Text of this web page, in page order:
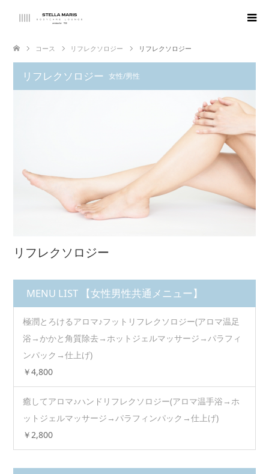
コース リフレクソロジー リフレクソロジー
リフレクソロジー 女性/男性
リフレクソロジー
MENU LIST 【女性男性共通メニュー】
極潤とろけるアロマ♪フットリフレクソロジー(アロマ温足
浴→かかと角質除去→ホットジェルマッサージ→パラフィ
ンパック→仕上げ)
￥4,800
癒してアロマ♪ハンドリフレクソロジー(アロマ温手浴→ホ
ットジェルマッサージ→パラフィンパック→仕上げ)
￥2,800